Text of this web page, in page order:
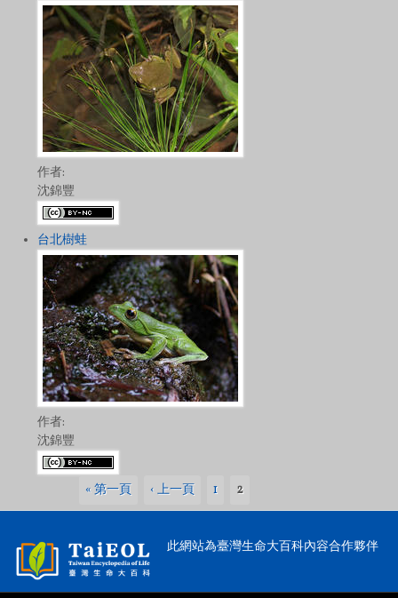
作者:
沈錦豐
台北樹蛙
作者:
沈錦豐
« 第一頁 ‹ 上一頁 1 2
此網站為臺灣生命大百科內容合作夥伴